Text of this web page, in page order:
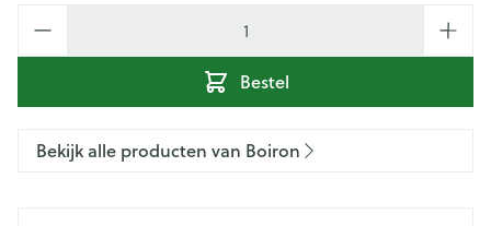
Bestel
Bekijk alle producten van Boiron